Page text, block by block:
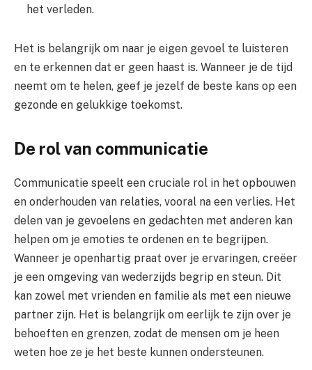
het verleden.
Het is belangrijk om naar je eigen gevoel te luisteren
en te erkennen dat er geen haast is. Wanneer je de tijd
neemt om te helen, geef je jezelf de beste kans op een
gezonde en gelukkige toekomst.
De rol van communicatie
Communicatie speelt een cruciale rol in het opbouwen
en onderhouden van relaties, vooral na een verlies. Het
delen van je gevoelens en gedachten met anderen kan
helpen om je emoties te ordenen en te begrijpen.
Wanneer je openhartig praat over je ervaringen, creëer
je een omgeving van wederzijds begrip en steun. Dit
kan zowel met vrienden en familie als met een nieuwe
partner zijn. Het is belangrijk om eerlijk te zijn over je
behoeften en grenzen, zodat de mensen om je heen
weten hoe ze je het beste kunnen ondersteunen.